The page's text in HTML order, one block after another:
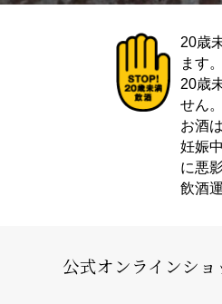
20歳
ます。
20歳
せん。
お酒
妊娠
に悪
飲酒
公式オンラインシ